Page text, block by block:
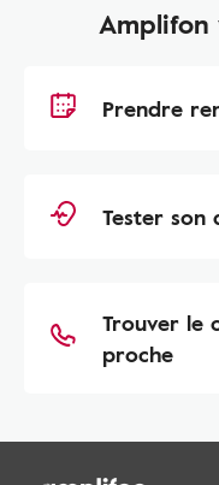
Amplifon
Prendre
Tester son
Trouver le
proche